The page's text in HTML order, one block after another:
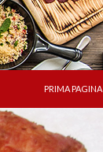
PRIMA PAGINA